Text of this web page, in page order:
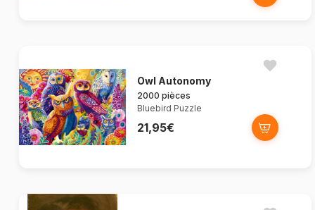
Owl Autonomy
2000 pièces
Bluebird Puzzle
21,95€